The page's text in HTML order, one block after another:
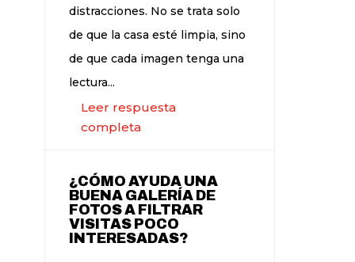
distracciones. No se trata solo
de que la casa esté limpia, sino
de que cada imagen tenga una
lectura...
Leer respuesta
completa
¿CÓMO AYUDA UNA
BUENA GALERÍA DE
FOTOS A FILTRAR
VISITAS POCO
INTERESADAS?